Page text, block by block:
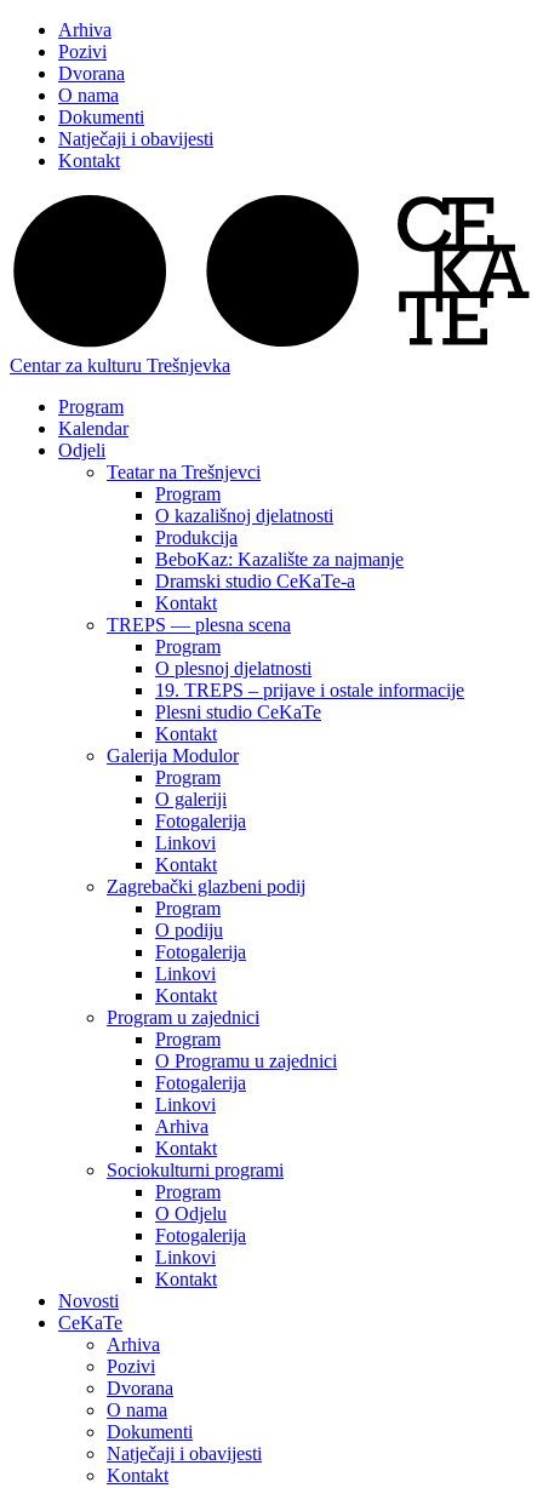
Arhiva
Pozivi
Dvorana
O nama
Dokumenti
Natječaji i obavijesti
Kontakt
Centar za kulturu Trešnjevka
Program
Kalendar
Odjeli
Teatar na Trešnjevci
Program
O kazališnoj djelatnosti
Produkcija
BeboKaz: Kazalište za najmanje
Dramski studio CeKaTe-a
Kontakt
TREPS — plesna scena
Program
O plesnoj djelatnosti
19. TREPS – prijave i ostale informacije
Plesni studio CeKaTe
Kontakt
Galerija Modulor
Program
O galeriji
Fotogalerija
Linkovi
Kontakt
Zagrebački glazbeni podij
Program
O podiju
Fotogalerija
Linkovi
Kontakt
Program u zajednici
Program
O Programu u zajednici
Fotogalerija
Linkovi
Arhiva
Kontakt
Sociokulturni programi
Program
O Odjelu
Fotogalerija
Linkovi
Kontakt
Novosti
CeKaTe
Arhiva
Pozivi
Dvorana
O nama
Dokumenti
Natječaji i obavijesti
Kontakt